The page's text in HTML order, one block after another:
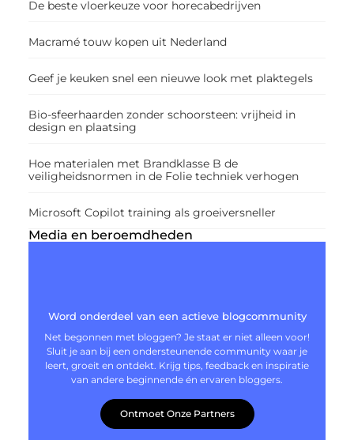
De beste vloerkeuze voor horecabedrijven
Macramé touw kopen uit Nederland
Geef je keuken snel een nieuwe look met plaktegels
Bio-sfeerhaarden zonder schoorsteen: vrijheid in
design en plaatsing
Hoe materialen met Brandklasse B de
veiligheidsnormen in de Folie techniek verhogen
Microsoft Copilot training als groeiversneller
Media en beroemdheden
Word onderdeel van een actieve blogcommunity
Net begonnen met bloggen? Je staat er niet alleen voor!
Sluit je aan bij een ondersteunende community waar je
leert, groeit en ontdekt. Krijg tips, feedback en inspiratie
van andere beginnende én ervaren bloggers.
Ontmoet Onze Partners